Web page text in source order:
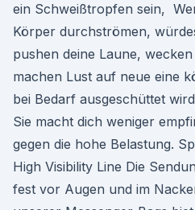
ein Schweißtropfen sein,
Körper durchströmen,
pushen deine Laune,
machen Lust auf neue eine
bei Bedarf ausgeschüttet
Sie macht dich weniger
gegen die hohe Belastung.
High Visibility Line Die
fest vor Augen und im